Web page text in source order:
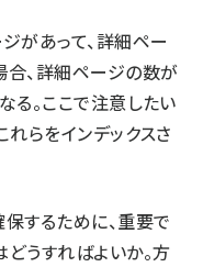
があって、詳細ペー
、詳細ページの数が
る。ここで注意したい
れらをインデックスさ
するために、重要で
うすればよいか。方